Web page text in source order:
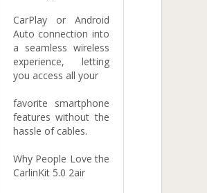
CarPlay or Android
Auto connection into
a seamless wireless
experience, letting
you access all your
favorite smartphone
features without the
hassle of cables.
Why People Love the
CarlinKit 5.0 2air